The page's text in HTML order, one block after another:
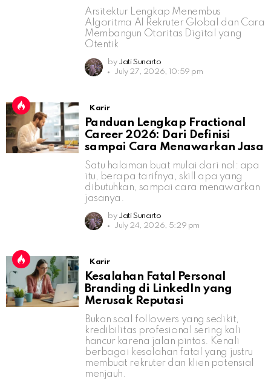
Arsitektur Lengkap Menembus
Algoritma AI Rekruter Global dan Cara
Membangun Otoritas Digital yang
Otentik
by Jati Sunarto
July 27, 2026, 10:59 pm
Karir
Panduan Lengkap Fractional
Career 2026: Dari Definisi
sampai Cara Menawarkan Jasa
Satu halaman buat mulai dari nol: apa
itu, berapa tarifnya, skill apa yang
dibutuhkan, sampai cara menawarkan
jasanya.
by Jati Sunarto
July 24, 2026, 5:29 pm
Karir
Kesalahan Fatal Personal
Branding di LinkedIn yang
Merusak Reputasi
Bukan soal followers yang sedikit,
kredibilitas profesional sering kali
hancur karena jalan pintas. Kenali
berbagai kesalahan fatal yang justru
membuat rekruter dan klien potensial
menjauh.